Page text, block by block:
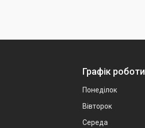
Графік роботи
Понеділок
Вівторок
Середа